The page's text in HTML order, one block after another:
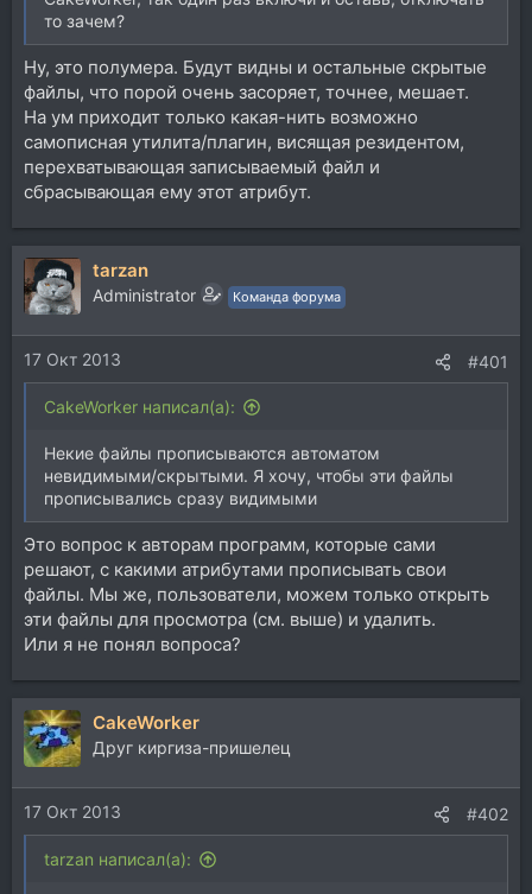
то зачем?
Ну, это полумера. Будут видны и остальные скрытые
файлы, что порой очень засоряет, точнее, мешает.
На ум приходит только какая-нить возможно
самописная утилита/плагин, висящая резидентом,
перехватывающая записываемый файл и
сбрасывающая ему этот атрибут.
tarzan
Administrator Команда форума
17 Окт 2013 #401
CakeWorker написал(а):
Некие файлы прописываются автоматом
невидимыми/скрытыми. Я хочу, чтобы эти файлы
прописывались сразу видимыми
Это вопрос к авторам программ, которые сами
решают, с какими атрибутами прописывать свои
файлы. Мы же, пользователи, можем только открыть
эти файлы для просмотра (см. выше) и удалить.
Или я не понял вопроса?
CakeWorker
Друг киргиза-пришелец
17 Окт 2013 #402
tarzan написал(а):